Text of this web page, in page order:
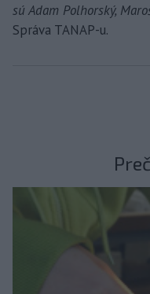
sú Adam Polhorský,
Správa TANAP-u.